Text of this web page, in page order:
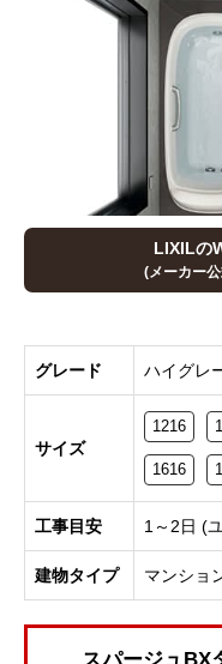
LIXILの
(メーカー
グレード ハイグレ
サイズ
1216
1616
工事目安 1～2日 (
建物タイプ マンショ